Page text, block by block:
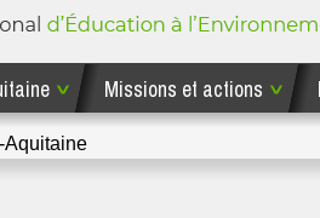
Missions et actions
Missions et actions
Aquitaine